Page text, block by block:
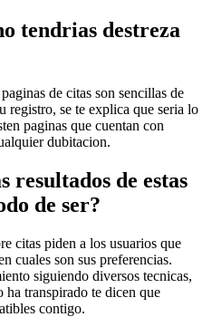
tendri­as destreza
de citas son sencillas de
registro, se te explica que seri­a lo
paginas que cuentan con
dubitacion.
resultados de estas
de ser?
citas piden a los usuarios que
cuales son sus preferencias.
siguiendo diversos tecnicas,
ha transpirado te dicen que
contigo.